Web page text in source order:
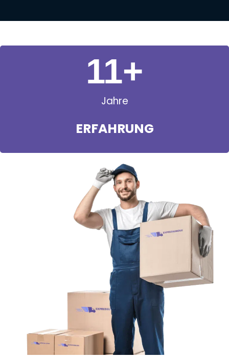
Jahre
ERFAHRUNG
11+